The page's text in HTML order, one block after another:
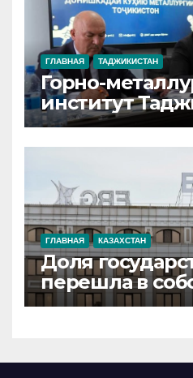
ГЛАВНАЯ ТАДЖИКИСТАН
Горно-
институт
расширяет
с 67 научными
иностранных
ГЛАВНАЯ КАЗАХСТАН
Доля
перешла в
«Самрук-